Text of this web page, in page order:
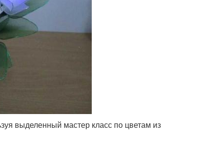
выделенный мастер класс по цветам из